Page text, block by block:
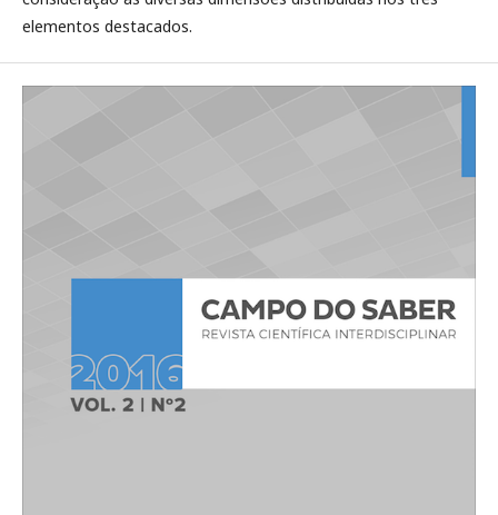
elementos destacados.